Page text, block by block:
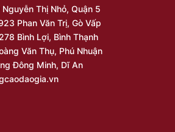
Thị Nhỏ, Quận 5
Phan Văn Trị, Gò Vấp
Bình Lợi, Bình Thạnh
Văn Thụ, Phú Nhuận
Đông Minh, Dĩ An